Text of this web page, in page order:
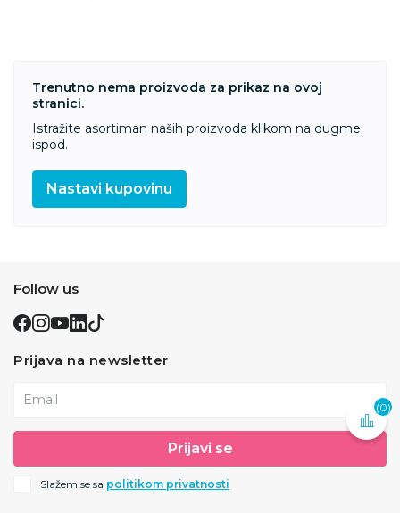
Trenutno nema proizvoda za prikaz na ovoj
stranici.
Istražite asortiman naših proizvoda klikom na dugme
ispod.
Nastavi kupovinu
(0)
Follow us
Prijava na newsletter
Email
Prijavi se
Slažem se sa politikom privatnosti